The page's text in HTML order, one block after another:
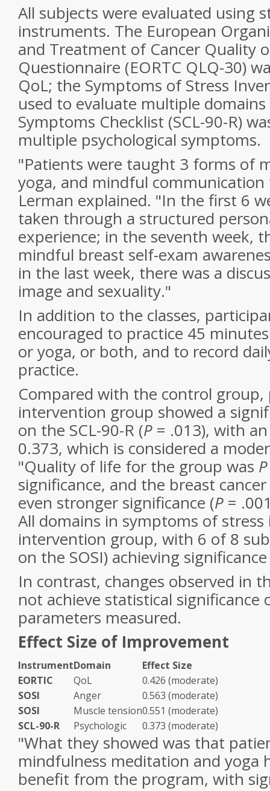
All subjects were evaluated using
instruments. The European
and Treatment of Cancer Quality
Questionnaire (EORTC QLQ-30)
QoL; the Symptoms of Stress
used to evaluate multiple
Symptoms Checklist (SCL-90-R)
multiple psychological symptoms.
"Patients were taught 3 forms of
yoga, and mindful
Lerman explained. "In the first 6
taken through a structured
experience; in the seventh week,
mindful breast self-exam
in the last week, there was a
image and sexuality."
In addition to the classes,
encouraged to practice 45
or yoga, or both, and to record
practice.
Compared with the control
intervention group showed a
on the SCL-90-R (P = .013), with
0.373, which is considered a
"Quality of life for the group was P
significance, and the breast
even stronger significance (P =
All domains in symptoms of
intervention group, with 6 of 8
on the SOSI) achieving
In contrast, changes observed in
not achieve statistical significance
parameters measured.
Effect Size of Improvement
InstrumentDomain
Effect Size
EORTIC
QoL
0.426 (moderate)
SOSI
Anger
0.563 (moderate)
SOSI
Muscle tension0.551 (moderate)
SCL-90-R
Psychologic 0.373 (moderate)
"What they showed was that
mindfulness meditation and yoga
benefit from the program, with